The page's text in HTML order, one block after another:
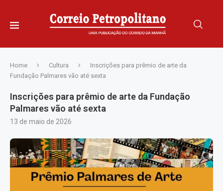
Home Cultura
Inscrições para prêmio de arte da
Fundação Palmares vão até sexta
Inscrições para prêmio de arte da Fundação
Palmares vão até sexta
13 de maio de 2026